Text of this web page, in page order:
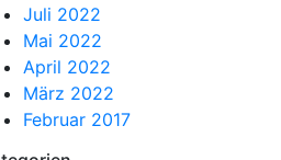
Juli 2022
Mai 2022
April 2022
März 2022
Februar 2017